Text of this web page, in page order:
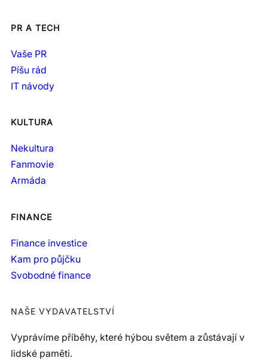
PR A TECH
Vaše PR
Píšu rád
IT návody
KULTURA
Nekultura
Fanmovie
Armáda
FINANCE
Finance investice
Kam pro půjčku
Svobodné finance
NAŠE VYDAVATELSTVÍ
Vyprávíme příběhy, které hýbou světem a zůstávají v
lidské paměti.